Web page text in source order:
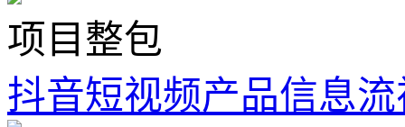
项目整包
抖音短视频产品信息